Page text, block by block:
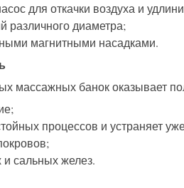
для откачки воздуха и
различного диаметра;
магнитными насадками.
массажных банок оказывает
процессов и устраняет
и сальных желез.